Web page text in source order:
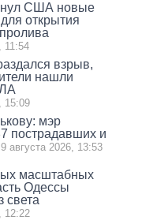
США новые
открытия
11:54
взрыв,
нашли
15:09
мэр
пострадавших и
9 августа 2026, 13:53
масштабных
Одессы
света
12:22